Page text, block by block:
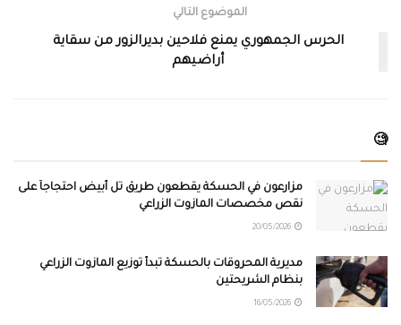
الموضوع التالي
الحرس الجمهوري يمنع فلاحين بديرالزور من سقاية
أراضيهم
🧐
مزارعون في الحسكة يقطعون طريق تل أبيض احتجاجاً على
نقص مخصصات المازوت الزراعي
مديرية المحروقات بالحسكة تبدأ توزيع المازوت الزراعي
بنظام الشريحتين